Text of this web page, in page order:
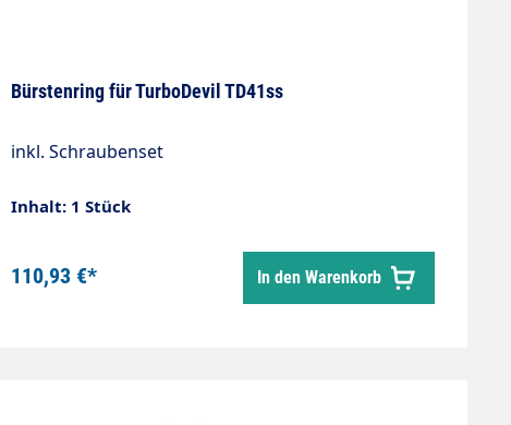
Bürstenring für TurboDevil TD41ss
inkl. Schraubenset
Inhalt: 1 Stück
110,93 €* In den Warenkorb